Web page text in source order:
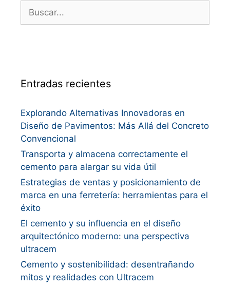
Entradas recientes
Explorando Alternativas Innovadoras en
Diseño de Pavimentos: Más Allá del Concreto
Convencional
Transporta y almacena correctamente el
cemento para alargar su vida útil
Estrategias de ventas y posicionamiento de
marca en una ferretería: herramientas para el
éxito
El cemento y su influencia en el diseño
arquitectónico moderno: una perspectiva
ultracem
Cemento y sostenibilidad: desentrañando
mitos y realidades con Ultracem